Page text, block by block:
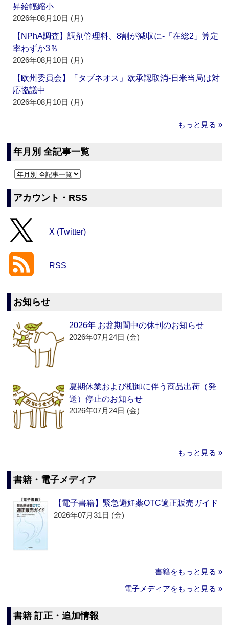
昇給幅縮小
2026年08月10日 (月)
【NPhA調査】調剤管理料、8割が減収に‐「在総2」算定
率わずか3％
2026年08月10日 (月)
【欧州委員会】「タブネオス」欧承認取消‐日米当局は対
応協議中
2026年08月10日 (月)
もっと見る »
年月別 全記事一覧
アカウント・RSS
X (Twitter)
RSS
お知らせ
2026年 お盆期間中の休刊のお知らせ
2026年07月24日 (金)
夏期休業および棚卸に伴う商品出荷（発
送）停止のお知らせ
2026年07月24日 (金)
もっと見る »
書籍・電子メディア
【電子書籍】緊急避妊薬OTC適正販売ガイド
2026年07月31日 (金)
書籍をもっと見る »
電子メディアをもっと見る »
書籍 訂正・追加情報